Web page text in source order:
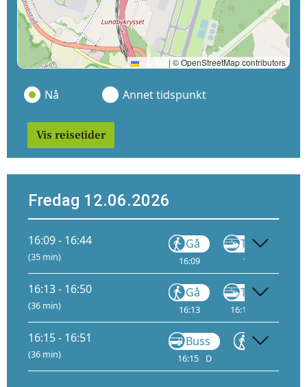
Leaflet | © OpenStreetMap contributors
Nå Annet tidspunkt
Vis reisetider
Fredag 12.06.2026
16:09 - 16:44
(35 min)
Gå
16:09
Tog FLY1
16:14
16:13 - 16:50
(36 min)
Gå
16:13
Tog
16:18
16:15 - 16:51
(36 min)
Buss
16:15 D
Gå